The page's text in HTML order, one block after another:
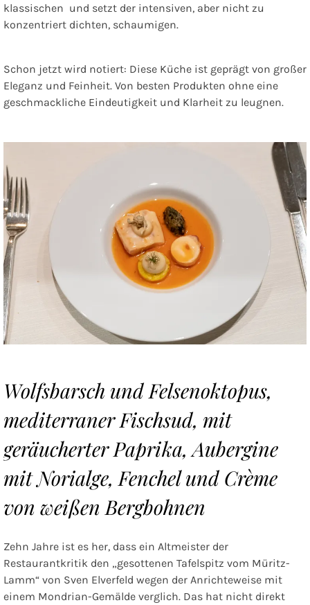
klassischen und setzt der intensiven, aber nicht zu
konzentriert dichten, schaumigen.
Schon jetzt wird notiert: Diese Küche ist geprägt von großer
Eleganz und Feinheit. Von besten Produkten ohne eine
geschmackliche Eindeutigkeit und Klarheit zu leugnen.
Wolfsbarsch und Felsenoktopus,
mediterraner Fischsud, mit
geräucherter Paprika, Aubergine
mit Norialge, Fenchel und Crème
von weißen Bergbohnen
Zehn Jahre ist es her, dass ein Altmeister der
Restaurantkritik den „gesottenen Tafelspitz vom Müritz-
Lamm“ von Sven Elverfeld wegen der Anrichteweise mit
einem Mondrian-Gemälde verglich. Das hat nicht direkt